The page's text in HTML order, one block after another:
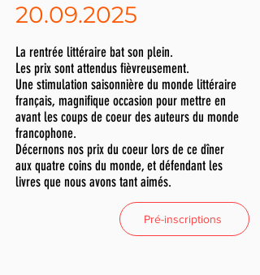
20.09.2025
La rentrée littéraire bat son plein.
Les prix sont attendus fièvreusement.
Une stimulation saisonnière du monde littéraire
français, magnifique occasion pour mettre en
avant les coups de coeur des auteurs du monde
francophone.
Décernons nos prix du coeur lors de ce dîner
aux quatre coins du monde, et défendant les
livres que nous avons tant aimés.
Pré-inscriptions